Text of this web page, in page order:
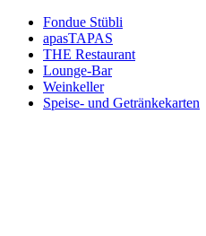
Fondue Stübli
apasTAPAS
THE Restaurant
Lounge-Bar
Weinkeller
Speise- und Getränkekarten